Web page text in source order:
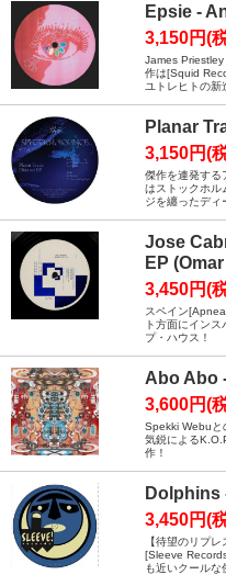
Epsie -
3,150円(
James
作は[Squid
ユトレヒトの新
Planar
3,150円(
傑作を連発す
はストックホル
ジを纏ったディ
Jose
EP
3,450円(
スペイン
ト方面にイン
プ・ハウス！
Abo Abo
3,600円(
Spekki Webuと
気鋭による
作！
Dolphins
3,450円(
【待望のリプ
[Sleeve
も近いクールな